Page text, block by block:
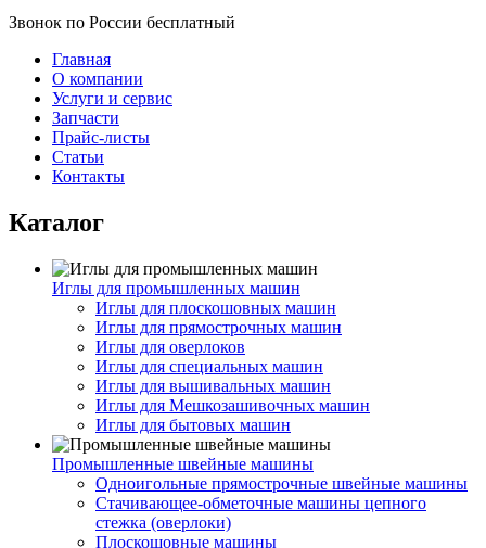
Звонок по России бесплатный
Главная
О компании
Услуги и сервис
Запчасти
Прайс-листы
Статьи
Контакты
Каталог
Иглы для промышленных машин
Иглы для плоскошовных машин
Иглы для прямострочных машин
Иглы для оверлоков
Иглы для специальных машин
Иглы для вышивальных машин
Иглы для Мешкозашивочных машин
Иглы для бытовых машин
Промышленные швейные машины
Одноигольные прямострочные швейные машины
Стачивающее-обметочные машины цепного
стежка (оверлоки)
Плоскошовные машины